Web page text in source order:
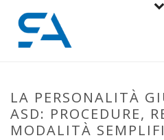
LA PERSONALITÀ
ASD: PROCEDURE,
MODALITÀ